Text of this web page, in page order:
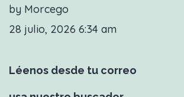
by Morcego
28 julio, 2026 6:34 am
Léenos desde tu correo